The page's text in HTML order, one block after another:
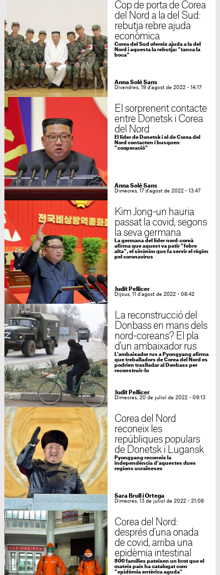
Cop de porta de Corea
del Nord a la del Sud:
rebutja rebre ajuda
econòmica
Corea del Sud ofereix ajuda a la del
Nord i aquesta la rebutja: "tanca la
boca"
Anna Solé Sans
Divendres, 19 d'agost de 2022 - 14:17
El sorprenent contacte
entre Donetsk i Corea
del Nord
El líder de Donetsk i el de Corea del
Nord contacten i busquen
"cooperació"
Anna Solé Sans
Dimecres, 17 d'agost de 2022 - 13:47
Kim Jong-un hauria
passat la covid, segons
la seva germana
La germana del líder nord-coreà
afirma que aquest va patir "febre
alta", el sinònim que fa servir el règim
pel coronavirus
Judit Pellicer
Dijous, 11 d'agost de 2022 - 08:42
La reconstrucció del
Donbass en mans dels
nord-coreans? El pla
d'un ambaixador rus
L'ambaixador rus a Pyongyang afirma
que treballadors de Corea del Nord es
podrien traslladar al Donbass per
reconstruir-lo
Judit Pellicer
Dimecres, 20 de juliol de 2022 - 09:13
Corea del Nord
reconeix les
repúbliques populars
de Donetsk i Lugansk
Pyongyang reconeix la
independència d'aquestes dues
regions ucraïneses
Sara Brull i Ortega
Dimecres, 13 de juliol de 2022 - 21:08
Corea del Nord:
després d'una onada
de covid, arriba una
epidèmia intestinal
800 famílies pateixen un brot que el
mateix país ha catalogat com
"epidèmia entèrica aguda"